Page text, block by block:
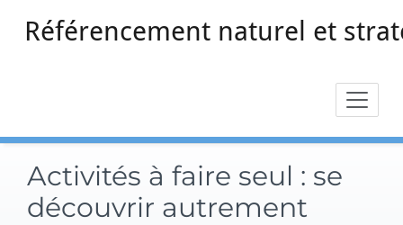
Référencement naturel et
Activités à faire seul : se
découvrir autrement